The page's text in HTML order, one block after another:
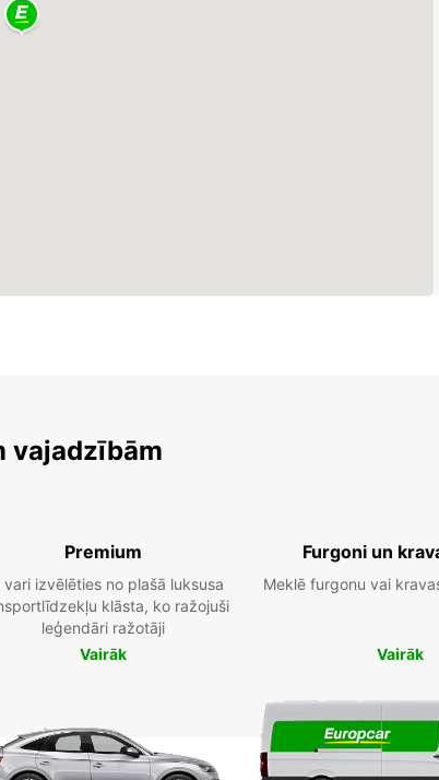
vajadzībām
Premium
vari izvēlēties no plašā luksusa
klāsta, ko ražojuši
leģendāri ražotāji
Vairāk
Furgoni un
Meklē furgonu vai
Vairāk